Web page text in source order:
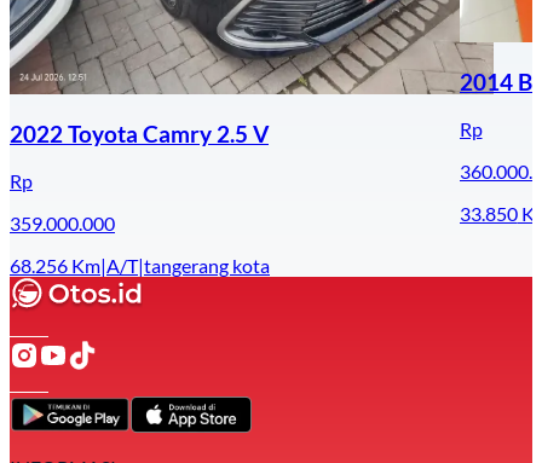
2022 Toyota Camry 2.5 V
Rp
359.000.000
68.256 Km|A/T|tangerang kota
2014
Rp
33.850